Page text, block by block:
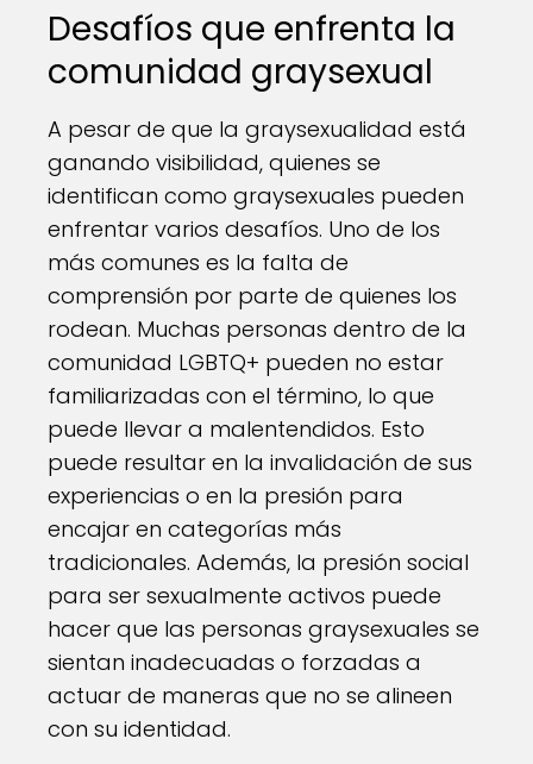
Desafíos que enfrenta la
comunidad graysexual
A pesar de que la graysexualidad está
ganando visibilidad, quienes se
identifican como graysexuales pueden
enfrentar varios desafíos. Uno de los
más comunes es la falta de
comprensión por parte de quienes los
rodean. Muchas personas dentro de la
comunidad LGBTQ+ pueden no estar
familiarizadas con el término, lo que
puede llevar a malentendidos. Esto
puede resultar en la invalidación de sus
experiencias o en la presión para
encajar en categorías más
tradicionales. Además, la presión social
para ser sexualmente activos puede
hacer que las personas graysexuales se
sientan inadecuadas o forzadas a
actuar de maneras que no se alineen
con su identidad.